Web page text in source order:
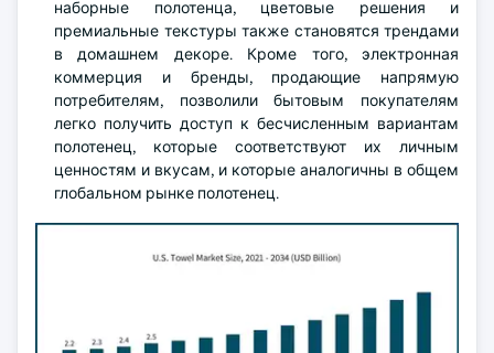
наборные полотенца, цветовые решения и
премиальные текстуры также становятся трендами
в домашнем декоре. Кроме того, электронная
коммерция и бренды, продающие напрямую
потребителям, позволили бытовым покупателям
легко получить доступ к бесчисленным вариантам
полотенец, которые соответствуют их личным
ценностям и вкусам, и которые аналогичны в общем
глобальном рынке полотенец.